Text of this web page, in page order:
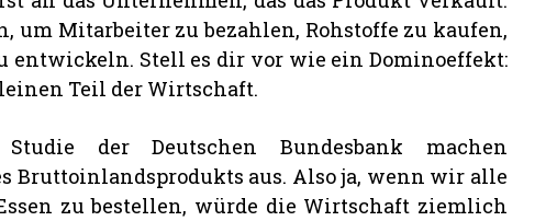
um Mitarbeiter zu bezahlen, Rohstoffe zu kaufen,
entwickeln. Stell es dir vor wie ein Dominoeffekt:
Teil der Wirtschaft.
der Deutschen Bundesbank machen
Bruttoinlandsprodukts aus. Also ja, wenn wir alle
zu bestellen, würde die Wirtschaft ziemlich